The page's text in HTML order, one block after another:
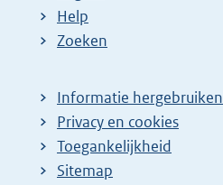
Help
Zoeken
Informatie hergebruiken
Privacy en cookies
Toegankelijkheid
Sitemap